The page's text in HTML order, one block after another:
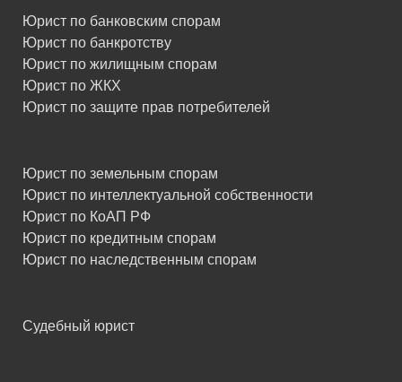
Юрист по банковским спорам
Юрист по банкротству
Юрист по жилищным спорам
Юрист по ЖКХ
Юрист по защите прав потребителей
Юрист по земельным спорам
Юрист по интеллектуальной собственности
Юрист по КоАП РФ
Юрист по кредитным спорам
Юрист по наследственным спорам
Судебный юрист